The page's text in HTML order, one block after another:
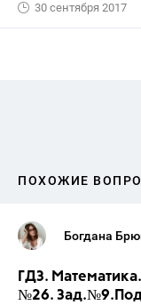
30 сентября 2017
ПОХОЖИЕ
Богдана
ГДЗ.
№26. Зад.№9.Под